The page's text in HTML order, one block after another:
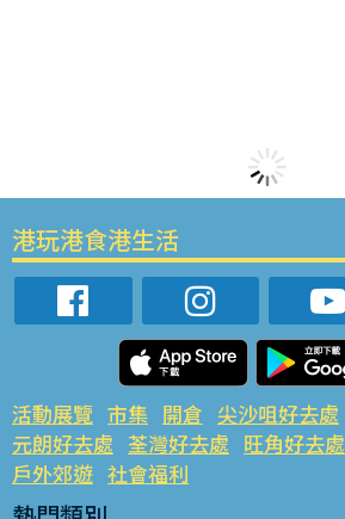
港玩港食港生活
活動展覽 市集 開倉 尖沙咀好去處
元朗好去處 荃灣好去處 旺角好去處
戶外郊遊 社會福利